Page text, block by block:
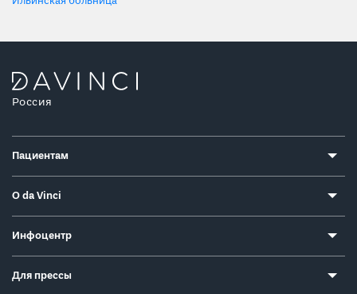
Россия
Пациентам
О da Vinci
Инфоцентр
Для прессы